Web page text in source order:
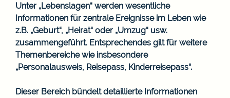
Unter „Lebenslagen“ werden wesentliche
Informationen für zentrale Ereignisse im Leben wie
z.B. „Geburt“, „Heirat“ oder „Umzug“ usw.
zusammengeführt. Entsprechendes gilt für weitere
Themenbereiche wie insbesondere
„Personalausweis, Reisepass, Kinderreisepass“.
Dieser Bereich bündelt detaillierte Informationen